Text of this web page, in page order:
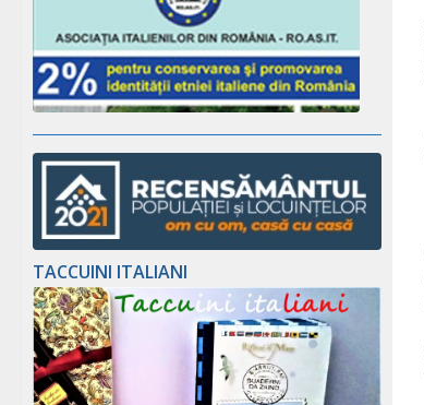
TACCUINI ITALIANI